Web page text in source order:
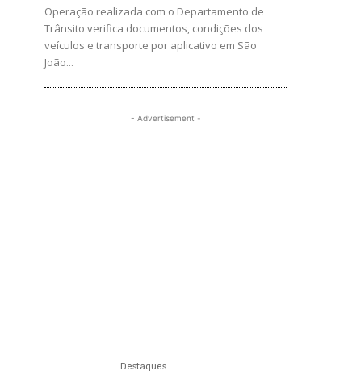
Operação realizada com o Departamento de
Trânsito verifica documentos, condições dos
veículos e transporte por aplicativo em São
João...
- Advertisement -
Destaques